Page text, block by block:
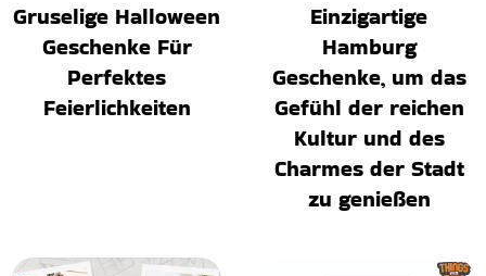
Gruselige Halloween
Geschenke Für
Perfektes
Feierlichkeiten
Einzigartige
Hamburg
Geschenke, um das
Gefühl der reichen
Kultur und des
Charmes der Stadt
zu genießen